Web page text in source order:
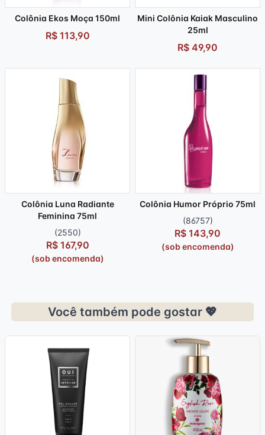
Colônia Ekos Moça 150ml
R$ 113,90
Mini Colônia Kaiak Masculino
25ml
R$ 49,90
Colônia Luna Radiante
Feminina 75ml
(2550)
R$ 167,90
(sob encomenda)
Colônia Humor Próprio 75ml
(86757)
R$ 143,90
(sob encomenda)
Você também pode gostar 💖